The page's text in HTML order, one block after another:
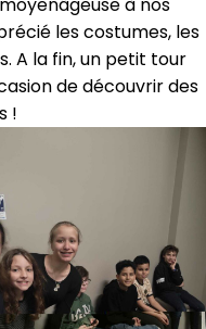
les costumes, les
A la fin, un petit tour
de découvrir des
!